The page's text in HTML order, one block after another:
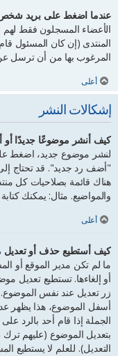
عندما اضغط على بريد
الأعضاء المسجلون فقط
المنتدى (إن كان المسئول
المرغوب بها من أن ترسل
أعلى
إشكالات النشر
كيف أنشر موضوعًا جديدًا أو
لنشر موضوع جديد، اضغط
"أضف رد جديد". قد تحتاج
هناك قائمة بصلاحيات كل
والمواضيع. مثال: يمكنك
أعلى
كيف أستطيع حذف أو
ما لم تكن مدير الموقع أو
أو إلغاءها. تستطيع تعديل
زر تعديل عند نفس
أسفل الموضوع، هذا يظهر
الجملة إذا قام أحد بالرد
بتعديل الموضوع (عليهم
التعديل). للعلم لا يستطيع